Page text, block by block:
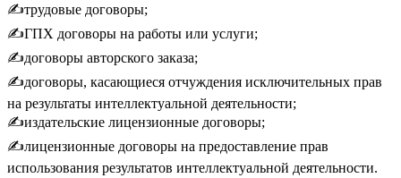
✍трудовые договоры;
✍ГПХ договоры на работы или услуги;
✍договоры авторского заказа;
✍договоры, касающиеся отчуждения исключительных прав
на результаты интеллектуальной деятельности;
✍издательские лицензионные договоры;
✍лицензионные договоры на предоставление прав
использования результатов интеллектуальной деятельности.